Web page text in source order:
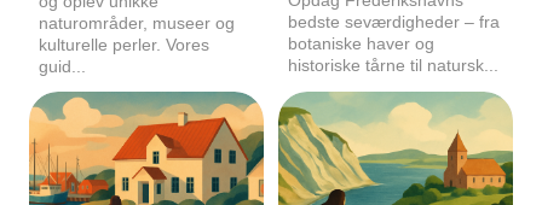
naturområder, museer og
kulturelle perler. Vores
guid...
bedste seværdigheder – fra
botaniske haver og
historiske tårne til natursk...